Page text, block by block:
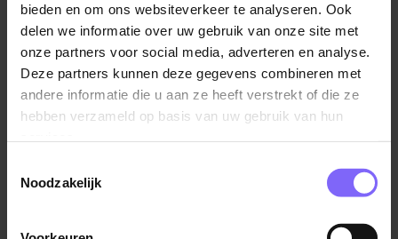
bieden en om ons websiteverkeer te analyseren. Ook
delen we informatie over uw gebruik van onze site met
onze partners voor social media, adverteren en analyse.
Deze partners kunnen deze gegevens combineren met
andere informatie die u aan ze heeft verstrekt of die ze
hebben verzameld op basis van uw gebruik van hun
Noodzakelijk
Act as technical authority and sparring partner for
Product Owners, Business Analysts, and
outsourcing partners;
Collaborate closely with the MuleSoft Integration
Architect and other architects to ensure a coherent
integration landscape;
architectural, security, and quality standards;
Monitor technical debt within the Azure integration
domain and propose improvement initiatives;